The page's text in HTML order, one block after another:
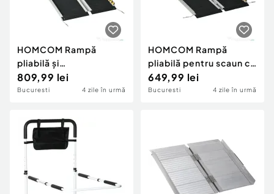
HOMCOM Rampă
pliabilă și
antiderapantă pentru
scaun cu rotile din
Capacitate 272kg
809,99 lei
Bucuresti 4 zile în urmă
HOMCOM Rampă
pliabilă pentru scaun cu
rotile din aluminiu cu
deflectoare și
649,99 lei
Bucuresti 4 zile în urmă